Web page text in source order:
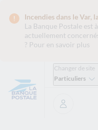
Incendies dans le Var,
La Banque Postale est
actuellement
? Pour en savoir plus
Changer de site
Particuliers
Se connecter